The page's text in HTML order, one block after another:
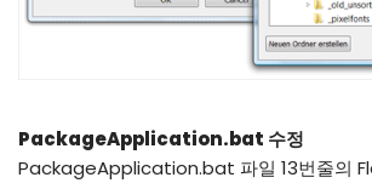
PackageApplication.bat 수정
PackageApplication.bat 파일 13번줄의